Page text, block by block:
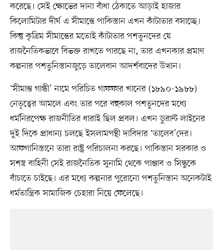
করেছে। সেই ক্ষোভের দানা বাঁধা ঠেকাতে আড়াই হাজার
কিলোমিটার দীর্ঘ এ সীমান্তে পাকিস্তান এখন কাঁটাতার বসাচ্ছে।
কিন্তু কৃত্রিম সীমান্তের মতোই কাঁটাতার পশতুনদের যে
রাজনৈতিকভাবে বিভক্ত রাখতে পারছে না, তার এখনকার প্রমাণ
কল্পনার পশতুনিস্তানজুড়ে তালেবান আদর্শবাদের উত্থান।
‘সীমান্ত গান্ধী’ নামে পরিচিত গাফফার খানের (১৮৯০-১৯৮৮)
নেতৃত্বের আমলে এবং তার পরে বহুকাল পশতুনদের মধ্যে
ধর্মনিরপেক্ষ রাজনীতির ধারাই ছিল প্রবল। এখন ডুরান্ট লাইনের
দুই দিকে প্রাধান্য চলছে ইসলামপন্থী দাবিদার ‘তালেব’দের।
আফগানিস্তানে তারা রাষ্ট্র পরিচালনা করছে। পাকিস্তান সরকার ও
সশস্ত্র বাহিনী সেই রাজনৈতিক সুনামি থেকে পাঞ্জাব ও সিন্ধুকে
বাঁচাতে চাইছে। এর মধ্যে কল্পনার পুরোনো পশতুনিস্তান অনেকটাই
ধর্মতান্ত্রিক সামাজিক চেহারা নিয়ে ফেলেছে।